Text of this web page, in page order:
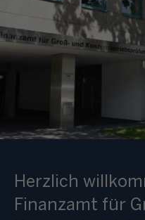
Herzlich
Finanzamt für